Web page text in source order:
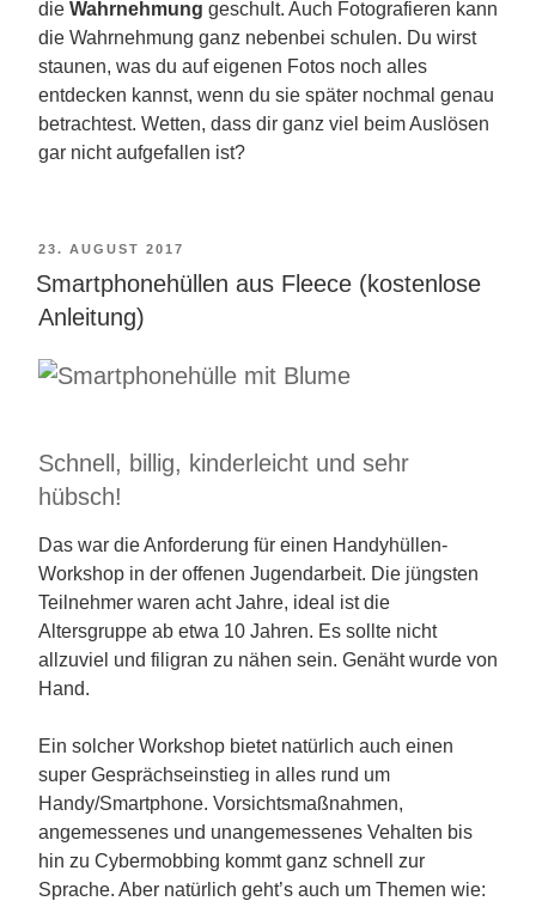
die Wahrnehmung geschult. Auch Fotografieren kann
die Wahrnehmung ganz nebenbei schulen. Du wirst
staunen, was du auf eigenen Fotos noch alles
entdecken kannst, wenn du sie später nochmal genau
betrachtest. Wetten, dass dir ganz viel beim Auslösen
gar nicht aufgefallen ist?
VERÖFFENTLICHT
AM
23. AUGUST 2017
Smartphonehüllen aus Fleece (kostenlose
Anleitung)
Schnell, billig, kinderleicht und sehr
hübsch!
Das war die Anforderung für einen Handyhüllen-
Workshop in der offenen Jugendarbeit. Die jüngsten
Teilnehmer waren acht Jahre, ideal ist die
Altersgruppe ab etwa 10 Jahren. Es sollte nicht
allzuviel und filigran zu nähen sein. Genäht wurde von
Hand.
Ein solcher Workshop bietet natürlich auch einen
super Gesprächseinstieg in alles rund um
Handy/Smartphone. Vorsichtsmaßnahmen,
angemessenes und unangemessenes Vehalten bis
hin zu Cybermobbing kommt ganz schnell zur
Sprache. Aber natürlich geht’s auch um Themen wie: